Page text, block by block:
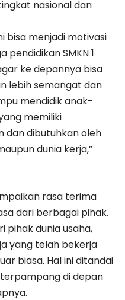
nasional dan
bisa menjadi motivasi
pendidikan SMKN 1
ke depannya bisa
lebih semangat dan
mendidik anak-
memiliki
dan dibutuhkan oleh
dunia kerja,”
rasa terima
dari berbagai pihak.
pihak dunia usaha,
yang telah bekerja
biasa. Hal ini ditandai
di depan